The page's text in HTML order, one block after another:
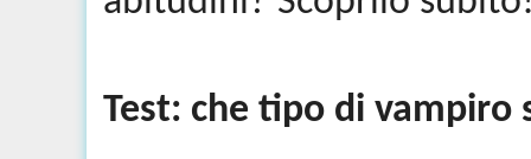
Test: che tipo di vampiro